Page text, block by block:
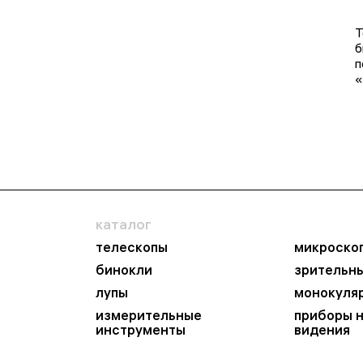
каталог
телескопы
бинокли
лупы
измерительные
инструменты
приборы
видения